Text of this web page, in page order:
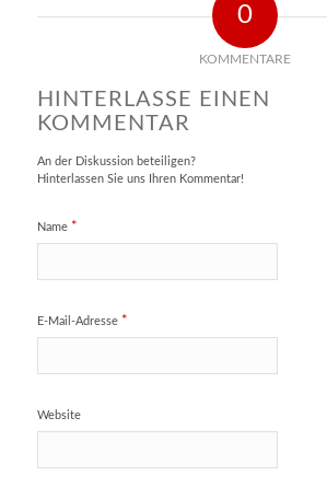
0
KOMMENTARE
HINTERLASSE EINEN
KOMMENTAR
An der Diskussion beteiligen?
Hinterlassen Sie uns Ihren Kommentar!
Name *
E-Mail-Adresse *
Website